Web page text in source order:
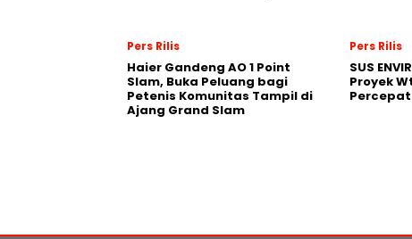
Pers Rilis
Haier Gandeng AO 1 Point
Slam, Buka Peluang bagi
Petenis Komunitas Tampil di
Ajang Grand Slam
Pers Rilis
SUS
Proyek